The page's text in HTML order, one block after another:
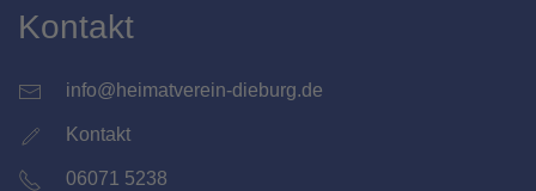
Kontakt
info@heimatverein-dieburg.de
Kontakt
06071 5238